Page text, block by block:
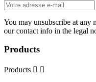
You may unsubscribe at any
our contact info in the legal
Products
Products  